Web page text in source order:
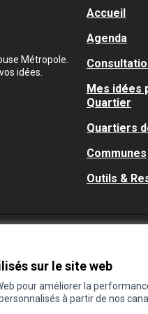
sur le site web
pour améliorer la
à partir de nos
Métropole.
idées.
Accueil
Agenda
Mes idées
Quartier
Quartiers
Communes
Outils &